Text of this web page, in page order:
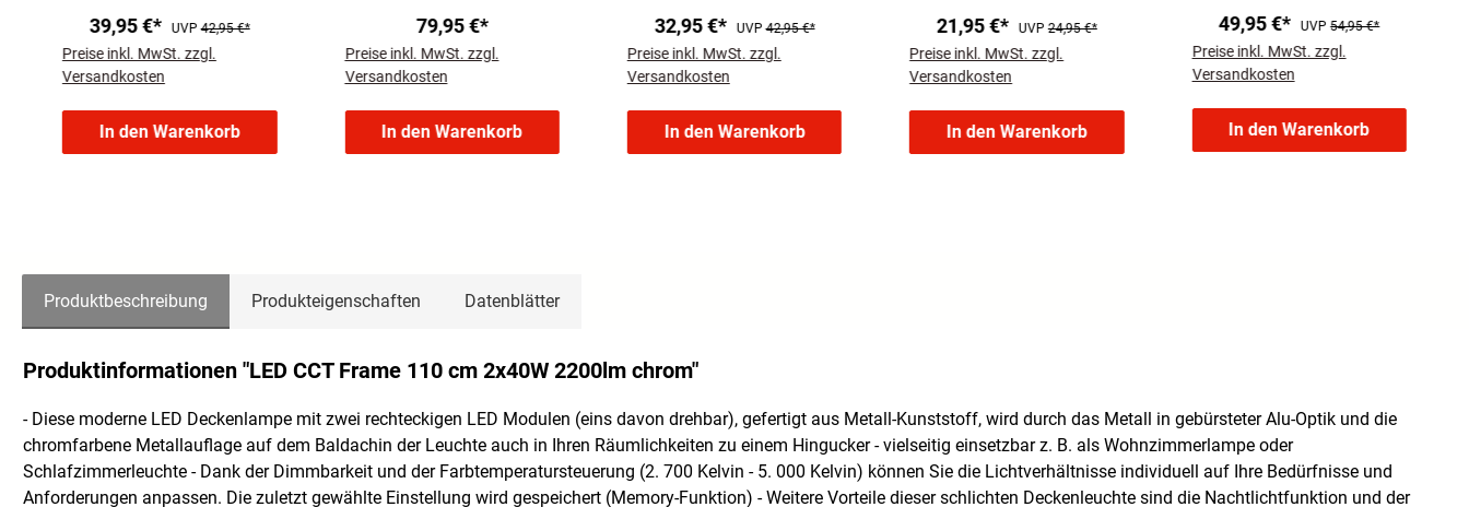
39,95 €* UVP42,95 €*
Preise inkl. MwSt. zzgl.
Versandkosten
In den Warenkorb
79,95 €*
Preise inkl. MwSt. zzgl.
Versandkosten
In den Warenkorb
32,95 €* UVP42,95 €*
Preise inkl. MwSt. zzgl.
Versandkosten
In den Warenkorb
21,95 €* UVP24,95 €*
Preise inkl. MwSt. zzgl.
Versandkosten
In den Warenkorb
49,95 €* UVP54,95 €*
Preise inkl. MwSt. zzgl.
Versandkosten
In den Warenkorb
Produktbeschreibung Produkteigenschaften Datenblätter
Produktinformationen "LED CCT Frame 110 cm 2x40W 2200lm chrom"
- Diese moderne LED Deckenlampe mit zwei rechteckigen LED Modulen (eins davon drehbar), gefertigt aus Metall-Kunststoff, wird durch das Metall in gebürsteter Alu-Optik und die
chromfarbene Metallauflage auf dem Baldachin der Leuchte auch in Ihren Räumlichkeiten zu einem Hingucker - vielseitig einsetzbar z. B. als Wohnzimmerlampe oder
Schlafzimmerleuchte - Dank der Dimmbarkeit und der Farbtemperatursteuerung (2. 700 Kelvin - 5. 000 Kelvin) können Sie die Lichtverhältnisse individuell auf Ihre Bedürfnisse und
Anforderungen anpassen. Die zuletzt gewählte Einstellung wird gespeichert (Memory-Funktion) - Weitere Vorteile dieser schlichten Deckenleuchte sind die Nachtlichtfunktion und der